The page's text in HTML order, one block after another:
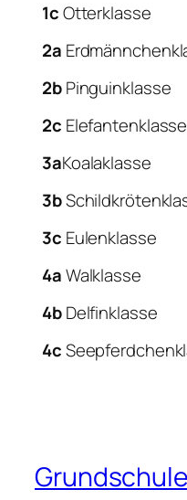
1cOtterklasse
2a
2bPinguinklasse
2c Elefantenklasse
3aKoalaklasse
3b
3c Eulenklasse
4aWalklasse
4bDelfinklasse
4c